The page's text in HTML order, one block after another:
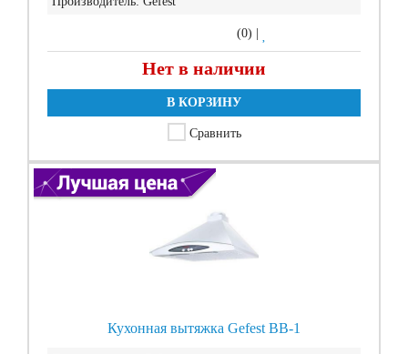
(0)
Нет в наличии
В КОРЗИНУ
Сравнить
Кухонная вытяжка Gefest ВВ-1